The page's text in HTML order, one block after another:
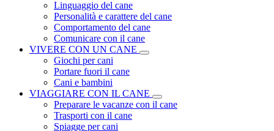
Linguaggio del cane
Personalità e carattere del cane
Comportamento del cane
Comunicare con il cane
VIVERE CON UN CANE
Giochi per cani
Portare fuori il cane
Cani e bambini
VIAGGIARE CON IL CANE
Preparare le vacanze con il cane
Trasporti con il cane
Spiagge per cani